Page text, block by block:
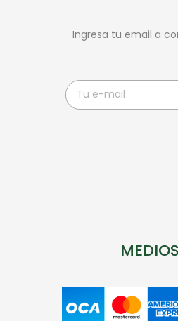
Ingresa tu email a